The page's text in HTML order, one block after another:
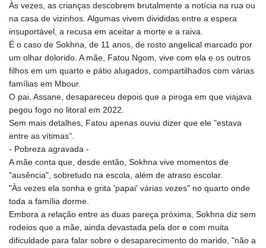
MYR 4.711847
MZN 73.643798
NAD 18.828807
NGN
1572.383836
NIO 42.477873
NPR 175.774208
OMR 0.443012
PGK 5.100167
PHP 70.186213
PKR 320.48031
PYG
6866.570722
QAR 4.219619
Às vezes, as crianças descobrem brutalmente a notícia na rua ou
na casa de vizinhos. Algumas vivem divididas entre a espera
insuportável, a recusa em aceitar a morte e a raiva.
É o caso de Sokhna, de 11 anos, de rosto angelical marcado por
um olhar dolorido. A mãe, Fatou Ngom, vive com ela e os outros
filhos em um quarto e pátio alugados, compartilhados com várias
famílias em Mbour.
O pai, Assane, desapareceu depois que a piroga em que viajava
pegou fogo no litoral em 2022.
Sem mais detalhes, Fatou apenas ouviu dizer que ele "estava
entre as vítimas".
- Pobreza agravada -
A mãe conta que, desde então, Sokhna vive momentos de
"ausência", sobretudo na escola, além de atraso escolar.
"Às vezes ela sonha e grita 'papai' várias vezes" no quarto onde
toda a família dorme.
Embora a relação entre as duas pareça próxima, Sokhna diz sem
rodeios que a mãe, ainda devastada pela dor e com muita
dificuldade para falar sobre o desaparecimento do marido, "não a